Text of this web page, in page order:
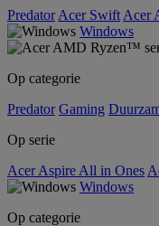
Predator Acer Swift Acer
Windows
Op categorie
Predator Gaming
Op serie
Acer Aspire All in Ones
Windows
Op categorie